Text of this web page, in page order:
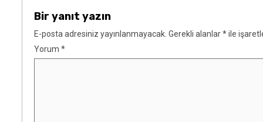
Bir yanıt yazın
E-posta adresiniz yayınlanmayacak. Gerekli alanlar*ile
Yorum *